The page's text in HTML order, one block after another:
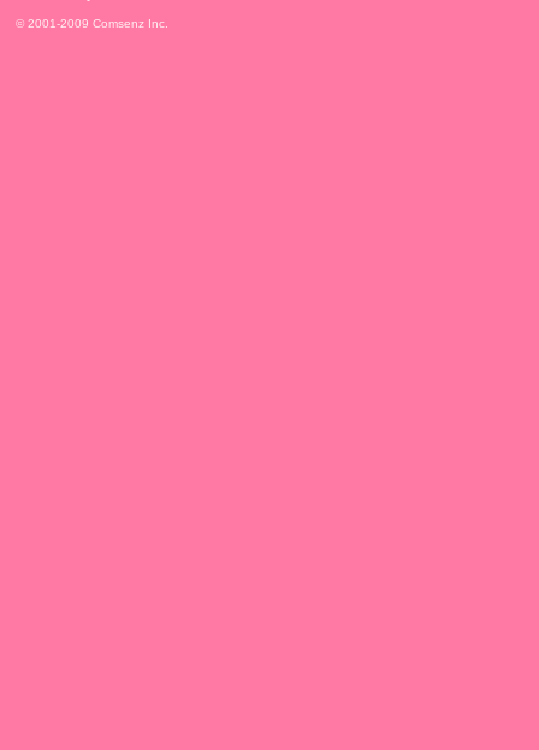
© 2001-2009 Comsenz Inc.